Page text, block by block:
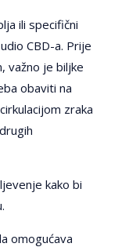
ili specifični
CBD-a. Prije
važno je biljke
obaviti na
zraka
kako bi
omogućava